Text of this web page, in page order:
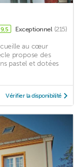
9,5 Exceptionnel (215)
au cœur
propose des
pastel et dotées
Vérifier la disponibilité